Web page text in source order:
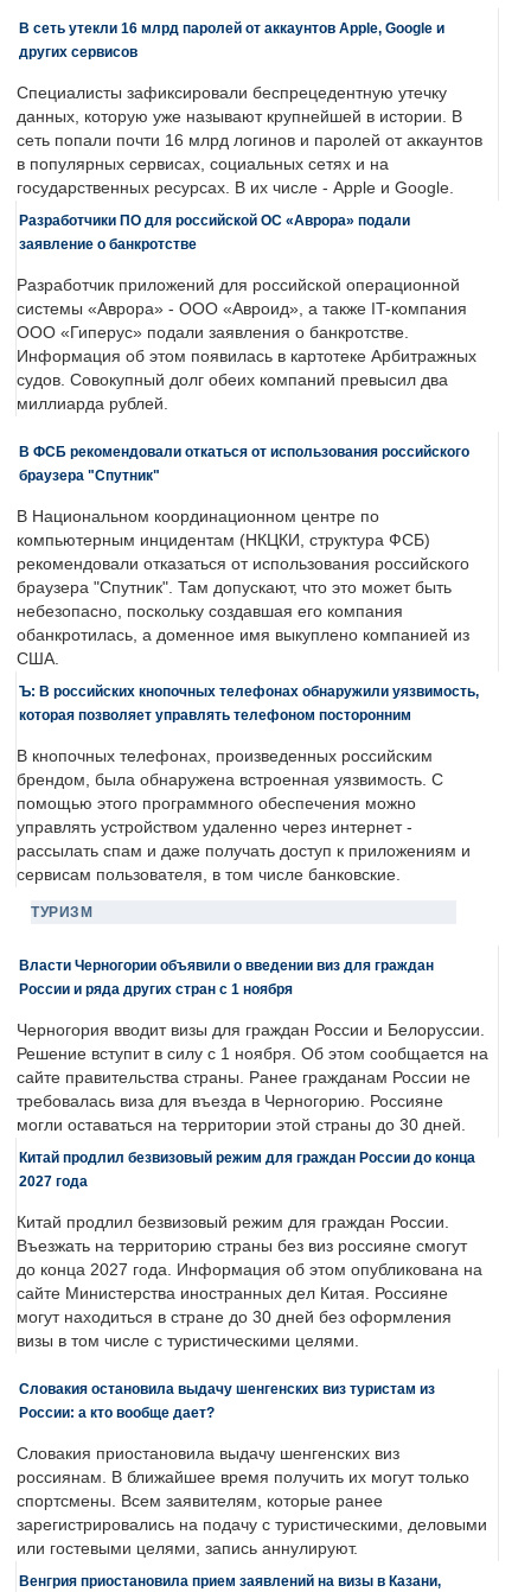
В сеть утекли 16 млрд паролей от аккаунтов Apple, Google и
других сервисов
Специалисты зафиксировали беспрецедентную утечку
данных, которую уже называют крупнейшей в истории. В
сеть попали почти 16 млрд логинов и паролей от аккаунтов
в популярных сервисах, социальных сетях и на
государственных ресурсах. В их числе - Apple и Google.
Разработчики ПО для российской ОС «Аврора» подали
заявление о банкротстве
Разработчик приложений для российской операционной
системы «Аврора» - ООО «Авроид», а также IT-компания
ООО «Гиперус» подали заявления о банкротстве.
Информация об этом появилась в картотеке Арбитражных
судов. Совокупный долг обеих компаний превысил два
миллиарда рублей.
В ФСБ рекомендовали откаться от использования российского
браузера "Спутник"
В Национальном координационном центре по
компьютерным инцидентам (НКЦКИ, структура ФСБ)
рекомендовали отказаться от использования российского
браузера "Спутник". Там допускают, что это может быть
небезопасно, поскольку создавшая его компания
обанкротилась, а доменное имя выкуплено компанией из
США.
Ъ: В российских кнопочных телефонах обнаружили уязвимость,
которая позволяет управлять телефоном посторонним
В кнопочных телефонах, произведенных российским
брендом, была обнаружена встроенная уязвимость. С
помощью этого программного обеспечения можно
управлять устройством удаленно через интернет -
рассылать спам и даже получать доступ к приложениям и
сервисам пользователя, в том числе банковские.
ТУРИЗМ
Власти Черногории объявили о введении виз для граждан
России и ряда других стран с 1 ноября
Черногория вводит визы для граждан России и Белоруссии.
Решение вступит в силу с 1 ноября. Об этом сообщается на
сайте правительства страны. Ранее гражданам России не
требовалась виза для въезда в Черногорию. Россияне
могли оставаться на территории этой страны до 30 дней.
Китай продлил безвизовый режим для граждан России до конца
2027 года
Китай продлил безвизовый режим для граждан России.
Въезжать на территорию страны без виз россияне смогут
до конца 2027 года. Информация об этом опубликована на
сайте Министерства иностранных дел Китая. Россияне
могут находиться в стране до 30 дней без оформления
визы в том числе с туристическими целями.
Словакия остановила выдачу шенгенских виз туристам из
России: а кто вообще дает?
Словакия приостановила выдачу шенгенских виз
россиянам. В ближайшее время получить их могут только
спортсмены. Всем заявителям, которые ранее
зарегистрировались на подачу с туристическими, деловыми
или гостевыми целями, запись аннулируют.
Венгрия приостановила прием заявлений на визы в Казани,